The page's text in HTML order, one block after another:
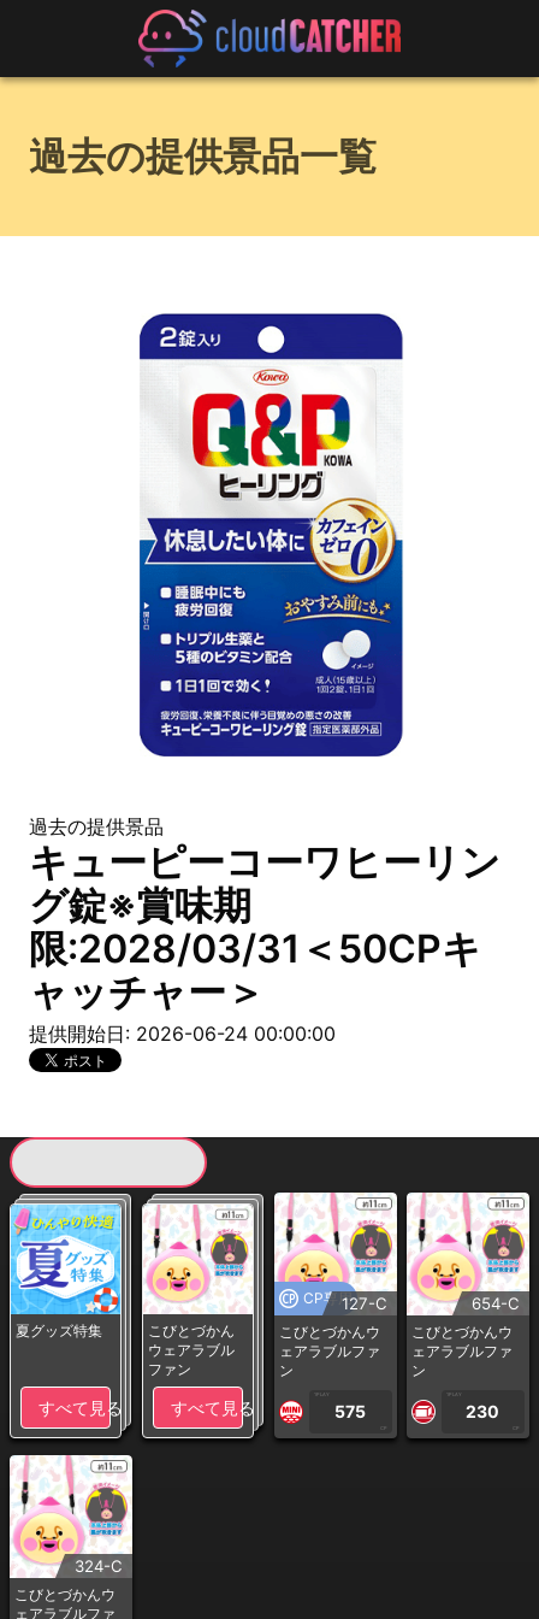
過去の提供景品一覧
過去の提供景品
キューピーコーワヒーリン
グ錠※賞味期
限:2028/03/31＜50CPキ
ャッチャー＞
提供開始日: 2026-06-24 00:00:00
夏グッズ特集
すべて見る
こびとづかん
ウェアラブル
ファン
すべて見る
CP専用127-C
こびとづかんウ
ェアラブルファ
ン
1PLAY
575
CP
654-C
こびとづかんウ
ェアラブルファ
ン
1PLAY
230
CP
324-C
こびとづかんウ
ェアラブルファ